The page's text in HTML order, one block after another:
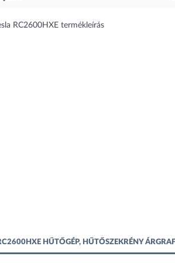
RC2600HXE termékleírás
HŰTŐGÉP, HŰTŐSZEKRÉNY